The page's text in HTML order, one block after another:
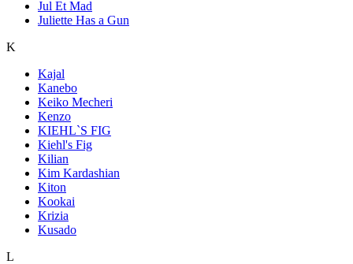
Jul Et Mad
Juliette Has a Gun
K
Kajal
Kanebo
Keiko Mecheri
Kenzo
KIEHL`S FIG
Kiehl's Fig
Kilian
Kim Kardashian
Kiton
Kookai
Krizia
Kusado
L